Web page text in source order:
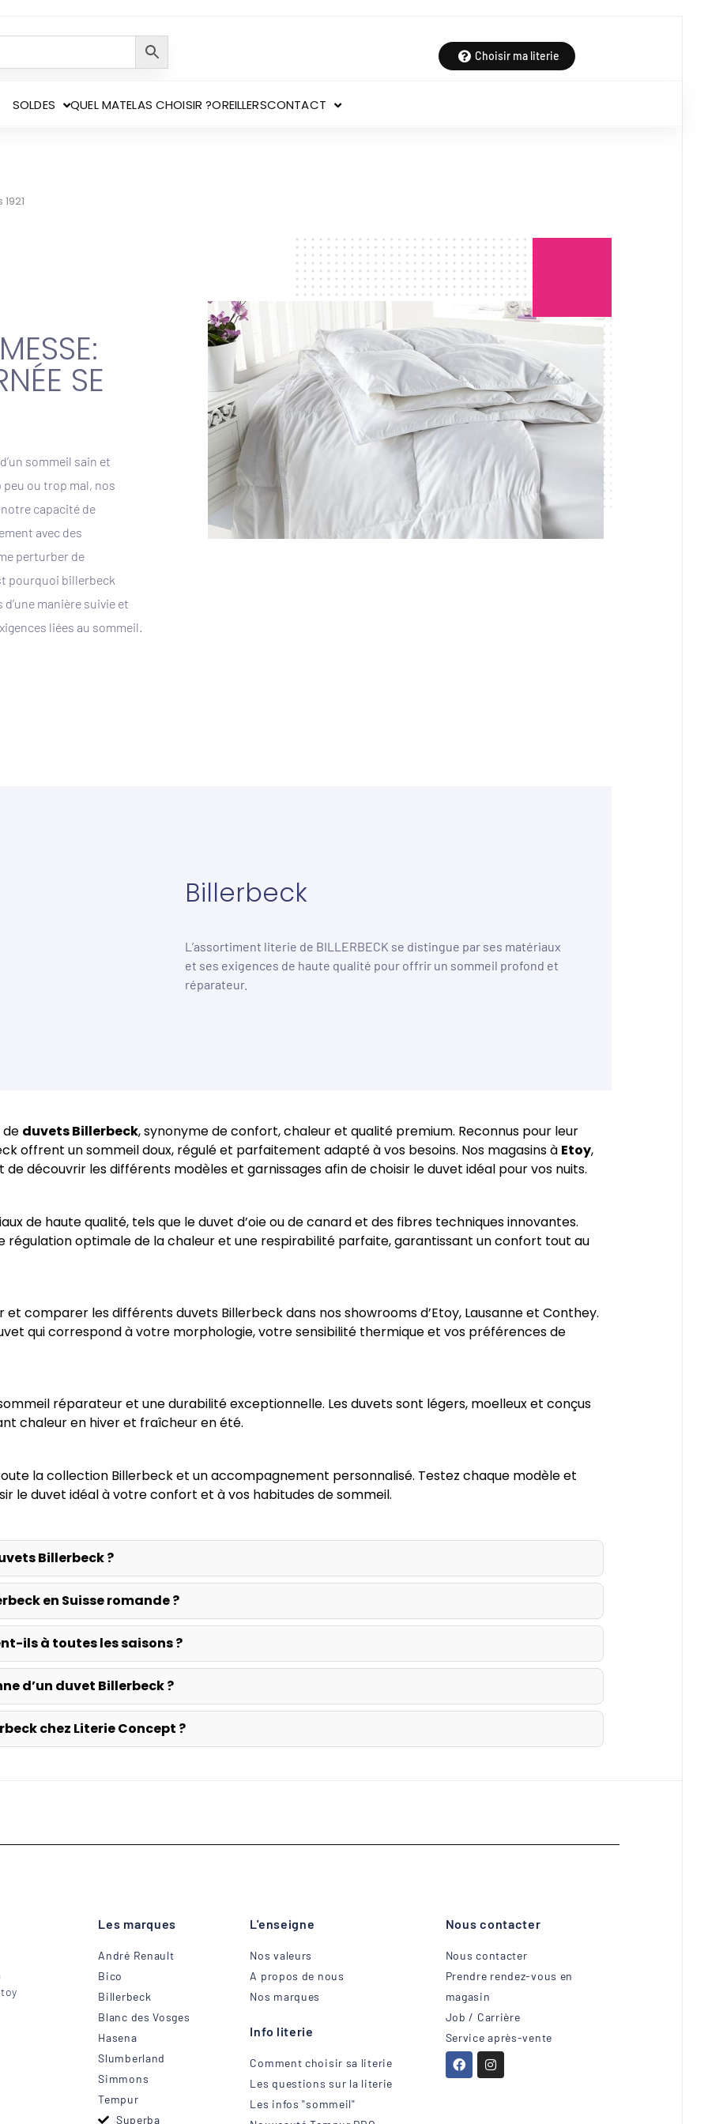
Choisir ma literie
SOLDES QUEL MATELAS CHOISIR ?OREILLERSCONTACT
SE
sommeil sain et
ou trop mal, nos
capacité de
avec des
perturber de
pourquoi billerbeck
manière suivie et
liées au sommeil.
Billerbeck
L’assortiment literie de BILLERBECK se distingue par ses matériaux
et ses exigences de haute qualité pour offrir un sommeil profond et
réparateur.
de duvets Billerbeck, synonyme de confort, chaleur et qualité premium. Reconnus pour leur
offrent un sommeil doux, régulé et parfaitement adapté à vos besoins. Nos magasins à Etoy,
découvrir les différents modèles et garnissages afin de choisir le duvet idéal pour vos nuits.
de haute qualité, tels que le duvet d’oie ou de canard et des fibres techniques innovantes.
régulation optimale de la chaleur et une respirabilité parfaite, garantissant un confort tout au
comparer les différents duvets Billerbeck dans nos showrooms d’Etoy, Lausanne et Conthey.
qui correspond à votre morphologie, votre sensibilité thermique et vos préférences de
réparateur et une durabilité exceptionnelle. Les duvets sont légers, moelleux et conçus
chaleur en hiver et fraîcheur en été.
la collection Billerbeck et un accompagnement personnalisé. Testez chaque modèle et
le duvet idéal à votre confort et à vos habitudes de sommeil.
Billerbeck ?
en Suisse romande ?
ils à toutes les saisons ?
d’un duvet Billerbeck ?
chez Literie Concept ?
Les marques
André Renault
Bico
Billerbeck
Blanc des Vosges
Hasena
Slumberland
Simmons
Tempur
Superba
L'enseigne
Nos valeurs
A propos de nous
Nos marques
Info literie
Comment choisir sa literie
Les questions sur la literie
Les infos "sommeil"
Nous contacter
Nous contacter
Prendre rendez-vous en
magasin
Job / Carrière
Service après-vente